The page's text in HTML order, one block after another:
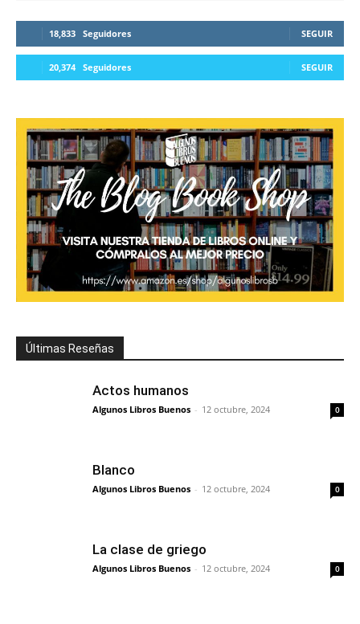
18,833 Seguidores SEGUIR
20,374 Seguidores SEGUIR
Últimas Reseñas
Actos humanos
Algunos Libros Buenos - 12 octubre, 2024 0
Blanco
Algunos Libros Buenos - 12 octubre, 2024 0
La clase de griego
Algunos Libros Buenos - 12 octubre, 2024 0